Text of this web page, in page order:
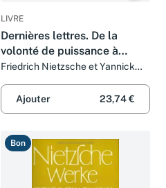
LIVRE
Dernières lettres. De la
volonté de puissance à
l'Antichrist
Friedrich Nietzsche et Yannick
Ajouter
23,74 €
Bon